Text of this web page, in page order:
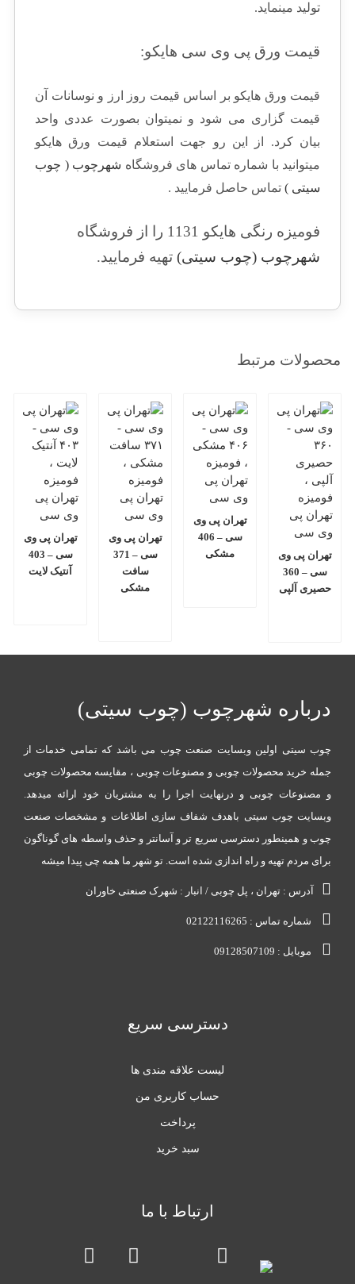
تولید مینماید.
قیمت ورق پی وی سی هایکو:
قیمت ورق هایکو بر اساس قیمت روز ارز و نوسانات آن
قیمت گزاری می شود و نمیتوان بصورت عددی واحد
بیان کرد. از این رو جهت استعلام قیمت ورق هایکو
میتوانید با شماره تماس های فروشگاه شهرچوب ( چوب
سیتی ) تماس حاصل فرمایید .
فومیزه رنگی هایکو 1131 را از فروشگاه
شهرچوب (چوب سیتی) تهیه فرمایید.
محصولات مرتبط
تهران پی وی
سی – 360
حصیری آلپی
تهران پی وی
سی – 406
مشکی
تهران پی وی
سی – 371
سافت
مشکی
تهران پی وی
سی – 403
آنتیک لایت
درباره شهرچوب (چوب سیتی)
چوب سیتی اولین وبسایت صنعت چوب می باشد که تمامی خدمات از
جمله خرید محصولات چوبی و مصنوعات چوبی ، مقایسه محصولات چوبی
و مصنوعات چوبی و درنهایت اجرا را به مشتریان خود ارائه میدهد.
وبسایت چوب سیتی باهدف شفاف سازی اطلاعات و مشخصات صنعت
چوب و همینطور دسترسی سریع تر و آسانتر و حذف واسطه های گوناگون
برای مردم تهیه و راه اندازی شده است. تو شهر ما همه چی پیدا میشه
آدرس : تهران ، پل چوبی / انبار : شهرک صنعتی خاوران
شماره تماس : 02122116265
موبایل : 09128507109
دسترسی سریع
لیست علاقه مندی ها
حساب کاربری من
پرداخت
سبد خرید
ارتباط با ما